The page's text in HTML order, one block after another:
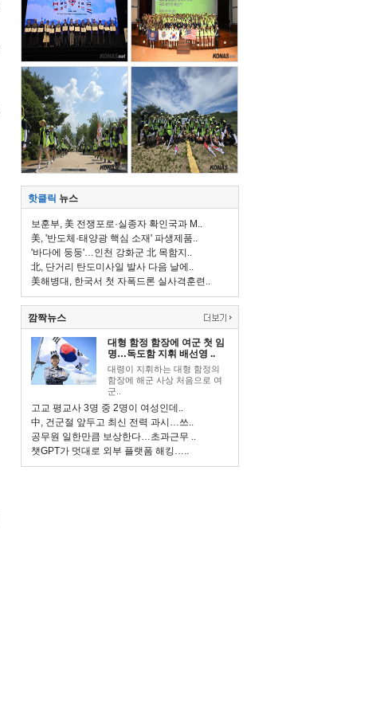
핫클릭 뉴스
보훈부, 美 전쟁포로·실종자 확인국과 M..
美, '반도체·태양광 핵심 소재' 파생제품..
'바다에 둥둥'…인천 강화군 北 목함지..
北, 단거리 탄도미사일 발사 다음 날에..
美해병대, 한국서 첫 자폭드론 실사격훈련..
깜짝뉴스
대형 함정 함장에 여군 첫 임
명…독도함 지휘 배선영 ..
대령이 지휘하는 대형 함정의
함장에 해군 사상 처음으로 여
군..
고교 평교사 3명 중 2명이 여성인데..
中, 건군절 앞두고 최신 전력 과시…쓰..
공무원 일한만큼 보상한다…초과근무 ..
챗GPT가 멋대로 외부 플랫폼 해킹…..